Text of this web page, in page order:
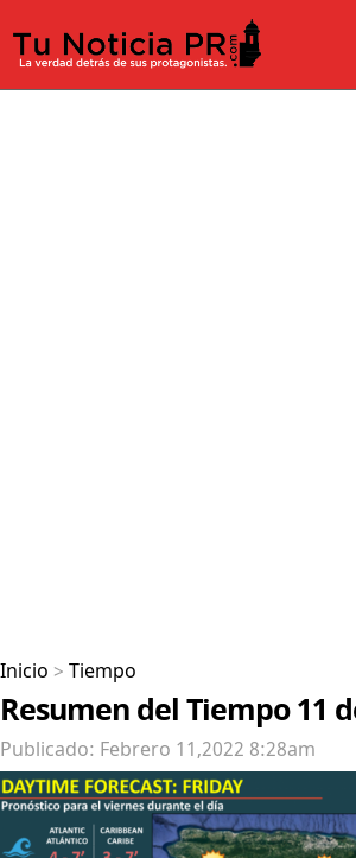
Inicio > Tiempo
Resumen del Tiempo 11
Publicado: Febrero 11,2022 8:28am